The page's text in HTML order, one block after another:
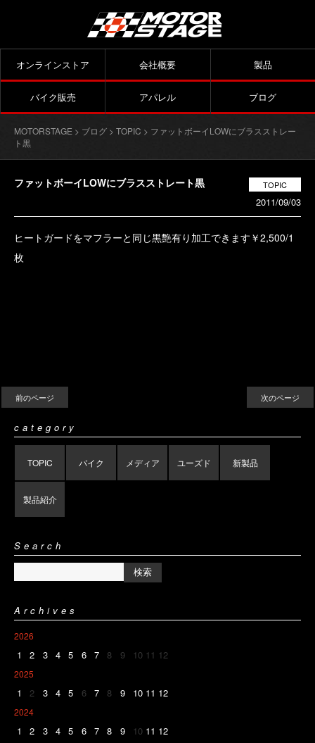
オンラインストア 会社概要 製品
バイク販売 アパレル ブログ
MOTORSTAGE > ブログ > TOPIC > ファットボーイLOWにブラスストレー
ト黒
ファットボーイLOWにブラスストレート黒 TOPIC
2011/09/03
ヒートガードをマフラーと同じ黒艶有り加工できます￥2,500/1
枚
前のページ 次のページ
category
TOPIC バイク メディア ユーズド 新製品
製品紹介
Search
Archives
2026
1 2 3 4 5 6 7 8 9 10 11 12
2025
1 2 3 4 5 6 7 8 9 10 11 12
2024
1 2 3 4 5 6 7 8 9 10 11 12